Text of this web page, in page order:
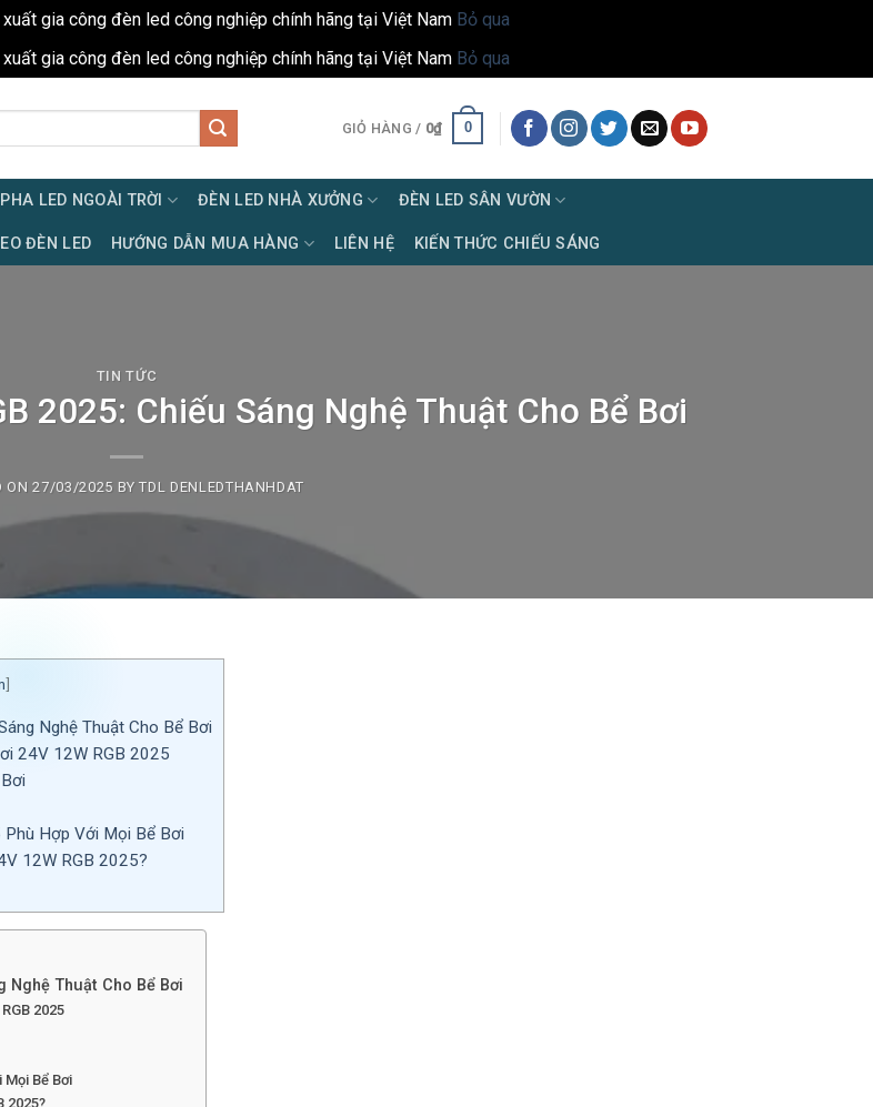
gia công đèn led công nghiệp chính hãng tại Việt Nam Bỏ qua
gia công đèn led công nghiệp chính hãng tại Việt Nam Bỏ qua
GIỎ HÀNG / 0₫ 0
LED NGOÀI TRỜI ĐÈN LED NHÀ XƯỞNG ĐÈN LED SÂN VƯỜN
ĐÈN LED HƯỚNG DẪN MUA HÀNG LIÊN HỆ KIẾN THỨC CHIẾU SÁNG
TIN TỨC
2025: Chiếu Sáng Nghệ Thuật Cho Bể Bơi
ON27/03/2025 BYTDL DENLEDTHANHDAT
]
Nghệ Thuật Cho Bể Bơi
24V 12W RGB 2025
Hợp Với Mọi Bể Bơi
12W RGB 2025?
Nghệ Thuật Cho Bể Bơi
2025
Mọi Bể Bơi
2025?